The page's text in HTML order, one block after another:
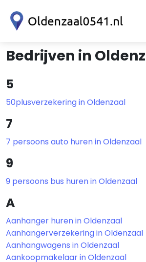
Bedrijven in
5
50plusverzekering in Oldenzaal
7
7 persoons auto huren in Oldenzaal
9
9 persoons bus huren in Oldenzaal
A
Aanhanger huren in Oldenzaal
Aanhangerverzekering in Oldenzaal
Aanhangwagens in Oldenzaal
Aankoopmakelaar in Oldenzaal